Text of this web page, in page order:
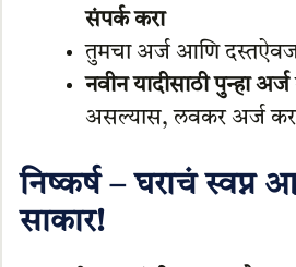
संपर्क करा
तुमचा अर्ज आणि दस्तऐवज
नवीन यादीसाठी पुन्हा अर्ज
असल्यास, लवकर अर्ज
निष्कर्ष – घराचं स्वप्न
साकार!